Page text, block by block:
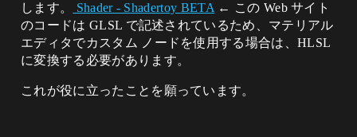
します。
Shader - Shadertoy BETA ← この Web サイト
のコードは GLSL で記述されているため、マテリアル
エディタでカスタム ノードを使用する場合は、HLSL
に変換する必要があります。
これが役に立ったことを願っています。